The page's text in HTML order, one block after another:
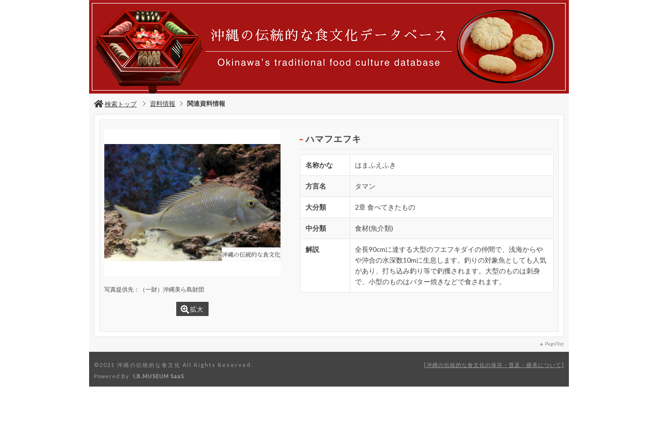
検索トップ 資料情報 関連資料情報
写真提供先：（一財）沖縄美ら島財団
拡大
ハマフエフキ
名称かな はまふえふき
方言名 タマン
大分類 2章 食べてきたもの
中分類 食材(魚介類)
解説
全長90cmに達する大型のフエフキダイの仲間で、浅海からや
や沖合の水深数10mに生息します。釣りの対象魚としても人気
があり、打ち込み釣り等で釣獲されます。大型のものは刺身
で、小型のものはバター焼きなどで食されます。
PageTop
沖縄の伝統的な食文化の保存・普及・継承について
©2021 沖縄の伝統的な食文化 All Rights Reserved.
Powered By
I.B.MUSEUM SaaS